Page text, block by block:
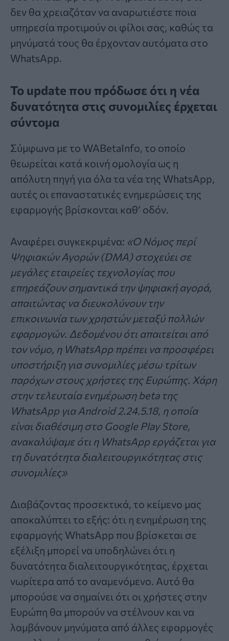
δεν θα χρειαζόταν να αναρωτιέστε ποια
υπηρεσία προτιμούν οι φίλοι σας, καθώς τα
μηνύματά τους θα έρχονταν αυτόματα στο
WhatsApp.
Το update που πρόδωσε ότι η νέα
δυνατότητα στις συνομιλίες έρχεται
σύντομα
Σύμφωνα με το WABetaInfo, το οποίο
θεωρείται κατά κοινή ομολογία ως η
απόλυτη πηγή για όλα τα νέα της WhatsApp,
αυτές οι επαναστατικές ενημερώσεις της
εφαρμογής βρίσκονται καθ’ οδόν.
Αναφέρει συγκεκριμένα: «Ο Νόμος περί
Ψηφιακών Αγορών (DMA) στοχεύει σε
μεγάλες εταιρείες τεχνολογίας που
επηρεάζουν σημαντικά την ψηφιακή αγορά,
απαιτώντας να διευκολύνουν την
επικοινωνία των χρηστών μεταξύ πολλών
εφαρμογών. Δεδομένου ότι απαιτείται από
τον νόμο, η WhatsApp πρέπει να προσφέρει
υποστήριξη για συνομιλίες μέσω τρίτων
παρόχων στους χρήστες της Ευρώπης. Χάρη
στην τελευταία ενημέρωση beta της
WhatsApp για Android 2.24.5.18, η οποία
είναι διαθέσιμη στο Google Play Store,
ανακαλύψαμε ότι η WhatsApp εργάζεται για
τη δυνατότητα διαλειτουργικότητας στις
συνομιλίες»
Διαβάζοντας προσεκτικά, το κείμενο μας
αποκαλύπτει το εξής: ότι η ενημέρωση της
εφαρμογής WhatsApp που βρίσκεται σε
εξέλιξη μπορεί να υποδηλώνει ότι η
δυνατότητα διαλειτουργικότητας, έρχεται
νωρίτερα από το αναμενόμενο. Αυτό θα
μπορούσε να σημαίνει ότι οι χρήστες στην
Ευρώπη θα μπορούν να στέλνουν και να
λαμβάνουν μηνύματα από άλλες εφαρμογές